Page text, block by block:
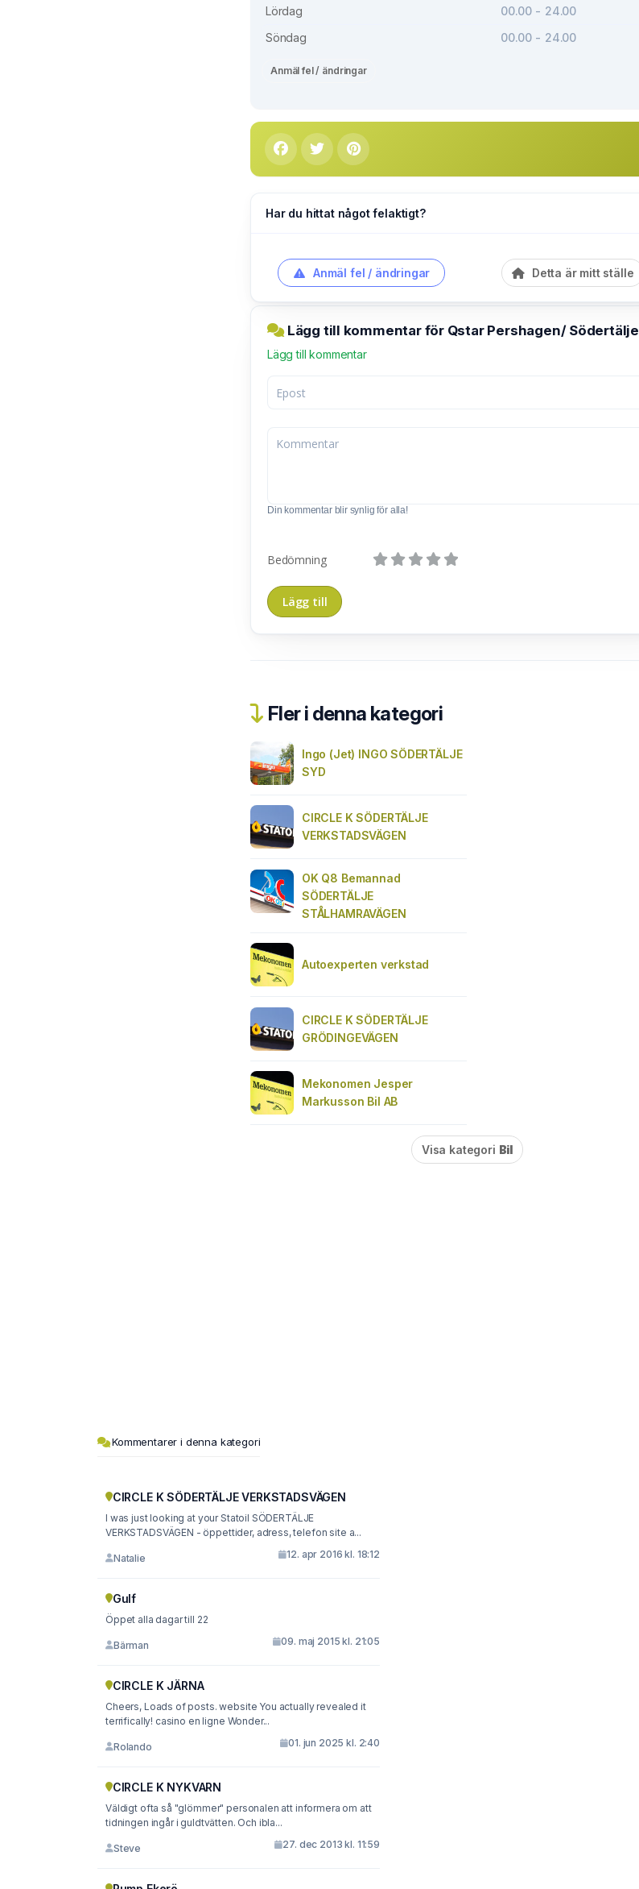
Lördag
00.00 - 24.00
Söndag
00.00 - 24.00
Anmäl fel / ändringar
Har du hittat något felaktigt?
Anmäl fel / ändringar Detta är mitt ställe
Lägg till kommentar för Qstar Pershagen/ Södertälje
Lägg till kommentar
Din kommentar blir synlig för alla!
Bedömning
Fler i denna kategori
Ingo (Jet) INGO SÖDERTÄLJE
SYD
CIRCLE K SÖDERTÄLJE
VERKSTADSVÄGEN
OK Q8 Bemannad
SÖDERTÄLJE
STÅLHAMRAVÄGEN
Autoexperten verkstad
CIRCLE K SÖDERTÄLJE
GRÖDINGEVÄGEN
Mekonomen Jesper
Markusson Bil AB
Visa kategori Bil
Kommentarer i denna kategori
CIRCLE K SÖDERTÄLJE VERKSTADSVÄGEN
I was just looking at your Statoil SÖDERTÄLJE
VERKSTADSVÄGEN - öppettider, adress, telefon site a...
Natalie 12. apr 2016 kl. 18:12
Gulf
Öppet alla dagar till 22
Bärman 09. maj 2015 kl. 21:05
CIRCLE K JÄRNA
Cheers, Loads of posts. website You actually revealed it
terrifically! casino en ligne Wonder...
Rolando 01. jun 2025 kl. 2:40
CIRCLE K NYKVARN
Väldigt ofta så "glömmer" personalen att informera om att
tidningen ingår i guldtvätten. Och ibla...
Steve 27. dec 2013 kl. 11:59